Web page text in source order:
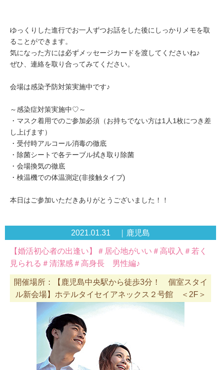
ゆっくりした進行でお一人ずつお話をした後にしっかりメモを取
ることができます。
気になった方には必ずメッセージカードを渡してくださいね♪
ぜひ、連絡を取り合ってみてください。
会場は感染予防対策実施中です♪
～感染症対策実施中♡～
・マスク着用でのご参加必須（お持ちでない方は1人1枚につき差
し上げます）
・受付時アルコール消毒の徹底
・除菌シートで各テーブル拭き取り除菌
・会場換気の徹底
・検温機での体温測定(非接触タイプ)
本日はご参加いただきありがとうございました！！
2021.01.31 ｜鹿児島
【婚活初心者の出逢い】＃居心地がいい＃高収入＃若く
見られる＃清潔感＃高身長 男性編♪
開催場所：【鹿児島中央駅から徒歩3分！ 個室スタイ
ル新会場】ホテルタイセイアネックス２号館 ＜2F＞